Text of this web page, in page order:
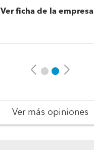
Ver ficha de la empresa
PreviousNext
Ver más opiniones